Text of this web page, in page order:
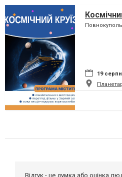
19
Відгук - це думка або оцінка